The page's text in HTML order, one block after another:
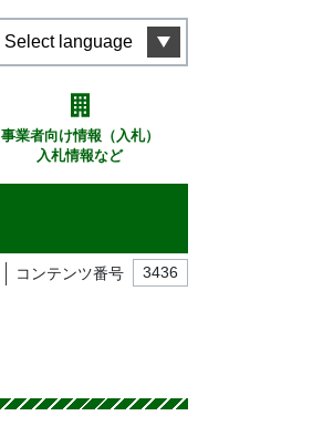
Select language
事業者向け情報（入札）
入札情報など
コンテンツ番号 3436